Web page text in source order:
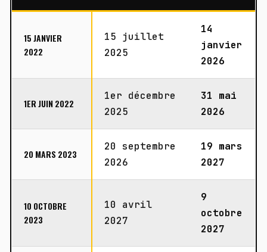
15 JANVIER
2022
15 juillet
2025
14
janvier
2026
1ER JUIN 2022
1er décembre
2025
31 mai
2026
20 MARS 2023
20 septembre
2026
19 mars
2027
10 OCTOBRE
2023
10 avril
2027
9
octobre
2027